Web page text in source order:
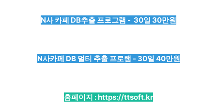
N사 카페 DB추출 프로그램 - 30일 30만원
N사카페 DB 멀티 추출 프로램 - 30일 40만원
홈페이지 :https://ttsoft.kr